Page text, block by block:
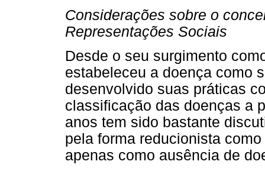
Considerações sobre o
Representações Sociais
Desde o seu surgimento
estabeleceu a doença como
desenvolvido suas práticas
classificação das doenças a
anos tem sido bastante
pela forma reducionista
apenas como ausência de